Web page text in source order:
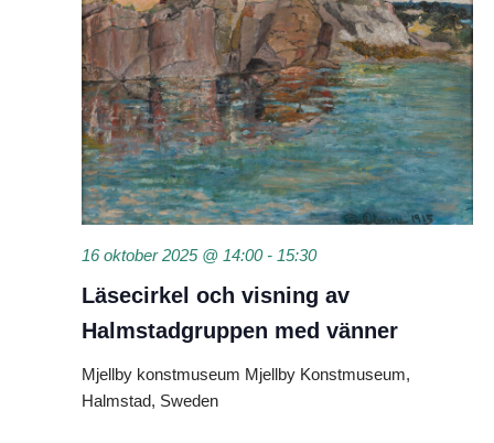
Läsecirkel och visning av
Halmstadgruppen med vänner
16 oktober 2025 @ 14:00- 15:30
Mjellby konstmuseum Mjellby Konstmuseum,
Halmstad, Sweden